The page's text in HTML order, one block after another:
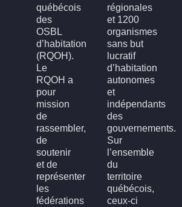
québécois
des
OSBL
d’habitation
(RQOH).
Le
RQOH a
pour
mission
de
rassembler,
de
soutenir
et de
représenter
les
fédérations
régionales
et 1200
organismes
sans but
lucratif
d’habitation
autonomes
et
indépendants
des
gouvernements.
Sur
l’ensemble
du
territoire
québécois,
ceux-ci